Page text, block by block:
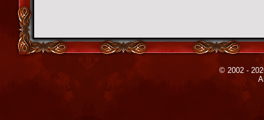
© 2002 -